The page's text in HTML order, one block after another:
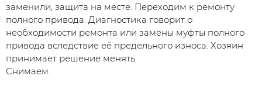
заменили, защита на месте. Переходим к ремонту
полного привода. Диагностика говорит о
необходимости ремонта или замены муфты полного
привода вследствие её предельного износа. Хозяин
принимает решение менять.
Снимаем.